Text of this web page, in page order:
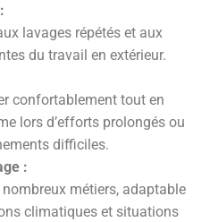
lavages répétés et aux
du travail en extérieur.
confortablement tout en
lors d’efforts prolongés ou
difficiles.
:
métiers, adaptable
climatiques et situations